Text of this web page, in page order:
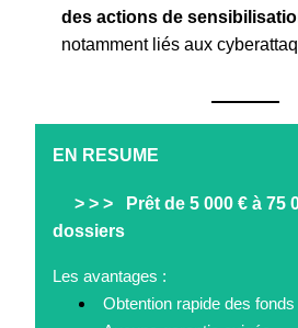
des actions de
notamment liés aux
EN RESUME
   > > >
Prêt de 5 000 € à 75
dossiers
Les avantages :
Obtention rapide des fonds